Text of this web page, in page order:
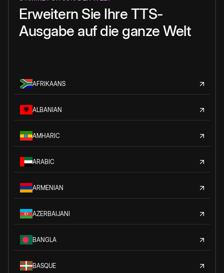
Erweitern Sie Ihre TTS-
Ausgabe auf die ganze Welt
AFRIKAANS
ALBANIAN
AMHARIC
ARABIC
ARMENIAN
AZERBAIJANI
BANGLA
BASQUE